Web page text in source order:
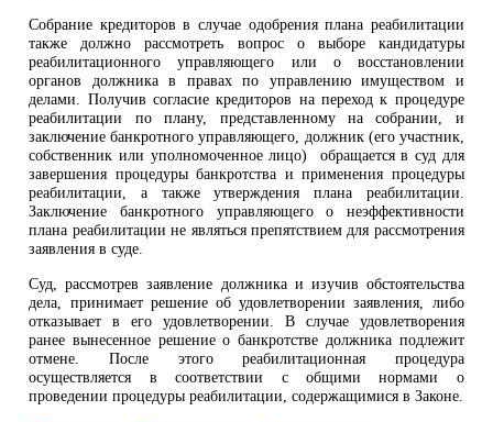
Собрание кредиторов в случае одобрения плана реабилитации
также должно рассмотреть вопрос о выборе кандидатуры
реабилитационного управляющего или о восстановлении
органов должника в правах по управлению имуществом и
делами. Получив согласие кредиторов на переход к процедуре
реабилитации по плану, представленному на собрании, и
заключение банкротного управляющего, должник (его участник,
собственник или уполномоченное лицо) обращается в суд для
завершения процедуры банкротства и применения процедуры
реабилитации, а также утверждения плана реабилитации.
Заключение банкротного управляющего о неэффективности
плана реабилитации не являться препятствием для рассмотрения
заявления в суде.
Суд, рассмотрев заявление должника и изучив обстоятельства
дела, принимает решение об удовлетворении заявления, либо
отказывает в его удовлетворении. В случае удовлетворения
ранее вынесенное решение о банкротстве должника подлежит
отмене. После этого реабилитационная процедура
осуществляется в соответствии с общими нормами о
проведении процедуры реабилитации, содержащимися в Законе.